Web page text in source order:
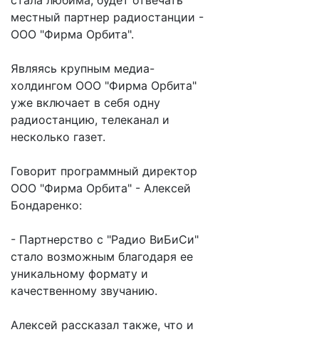
местный партнер радиостанции -
ООО "Фирма Орбита".
Являясь крупным медиа-
холдингом ООО "Фирма Орбита"
уже включает в себя одну
радиостанцию, телеканал и
несколько газет.
Говорит программный директор
ООО "Фирма Орбита" - Алексей
Бондаренко:
- Партнерство с "Радио ВиБиСи"
стало возможным благодаря ее
уникальному формату и
качественному звучанию.
Алексей рассказал также, что и